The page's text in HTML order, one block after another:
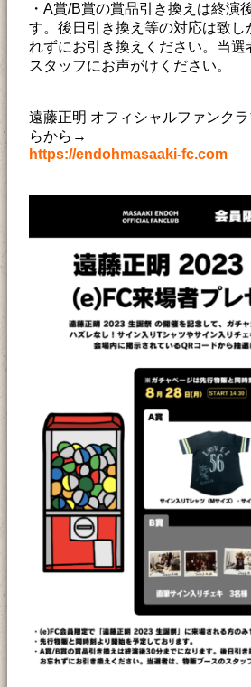
・A賞/B賞の賞品引き換えは終演
す。後日引き換え等の対応は致し
れずにお引き換えください。当選
スタッフにお声がけください。
遠藤正明 オフィシャルファンク
らから→
https://endohmasaaki-fc.com